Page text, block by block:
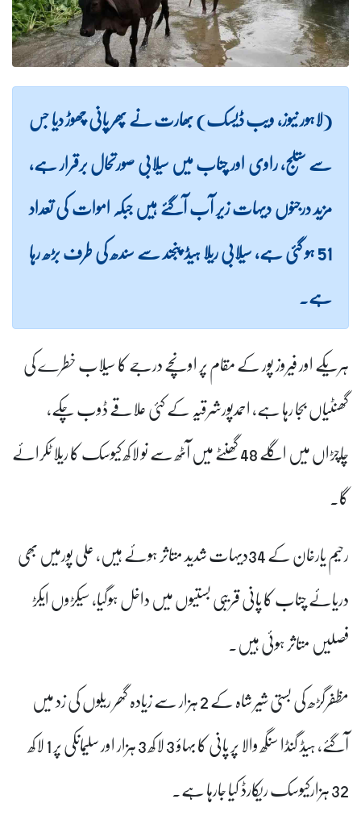
(لاہور نیوز، ویب ڈیسک) بھارت نے پھر پانی چھوڑ دیا جس
سے ستلج، راوی اور چناب میں سیلابی صورتحال برقرار ہے،
مزید درجنوں دیہات زیر آب آگئے ہیں جبکہ اموات کی تعداد
51 ہو گئی ہے، سیلابی ریلا ہیڈ پنجند سے سندھ کی طرف بڑھ رہا
ہے۔
ہریکے اور فیروز پور کے مقام پر اونچے درجے کا سیلاب خطرے کی
گھنٹیاں بجا رہا ہے، احمدپورشرقیہ کے کئی علاقے ڈوب چکے،
چاچڑاں میں اگلے 48 گھنٹے میں آٹھ سے نو لاکھ کیوسک کا ریلا ٹکرائے
گا۔
رحیم یارخان کے 34دیہات شدید متاثر ہوئے ہیں، علی پورمیں بھی
دریائے چناب کا پانی قریبی بستیوں میں داخل ہوگیا، سیکڑوں ایکڑ
فصلیں متاثر ہوئی ہیں۔
مظفرگڑھ کی بستی شیر شاہ کے 2 ہزار سے زیادہ گھر ریلوں کی زد میں
آگئے، ہیڈ گنڈا سنگھ والا پر پانی کا بہاؤ 3 لاکھ 3 ہزار اور سلیمانکی پر 1 لاکھ
32 ہزارکیوسک ریکارڈ کیا جارہا ہے۔